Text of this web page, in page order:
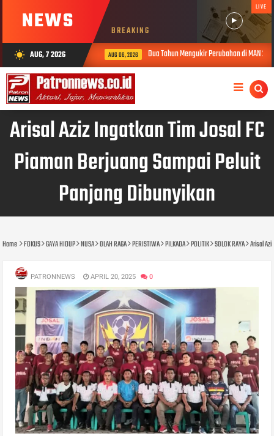
NEWS BREAKING
LIVE
wb_sunny AUG, 7 2026 AUG 06, 2026 Dua Tahun Mengukir Perubahan di MAN 2 Solok,
Arisal Aziz Ingatkan Tim Josal FC
Piaman Berjuang Sampai Peluit
Panjang Dibunyikan
Home FOKUS GAYA HIDUP NUSA OLAH RAGA PERISTIWA PILKADA POLITIK SOLOK RAYA Arisal
PATRONNEWS APRIL 20, 2025 0